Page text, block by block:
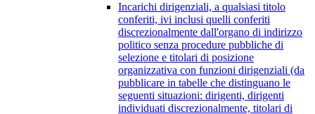
Incarichi dirigenziali, a qualsiasi titolo
conferiti, ivi inclusi quelli conferiti
discrezionalmente dall'organo di indirizzo
politico senza procedure pubbliche di
selezione e titolari di posizione
organizzativa con funzioni dirigenziali (da
pubblicare in tabelle che distinguano le
seguenti situazioni: dirigenti, dirigenti
individuati discrezionalmente, titolari di